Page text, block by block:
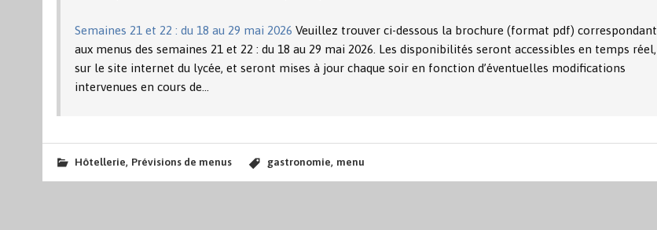
Semaines 21 et 22 : du 18 au 29 mai 2026 Veuillez trouver ci-dessous la brochure (format pdf) correspondant
aux menus des semaines 21 et 22 : du 18 au 29 mai 2026. Les disponibilités seront accessibles en temps réel,
sur le site internet du lycée, et seront mises à jour chaque soir en fonction d’éventuelles modifications
intervenues en cours de…
Hôtellerie, Prévisions de menus gastronomie, menu